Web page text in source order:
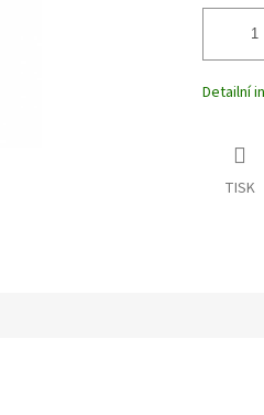
Detailní
TISK